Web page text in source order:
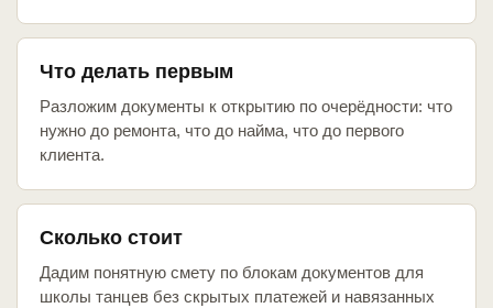
Что делать первым
Разложим документы к открытию по очерёдности: что
нужно до ремонта, что до найма, что до первого
клиента.
Сколько стоит
Дадим понятную смету по блокам документов для
школы танцев без скрытых платежей и навязанных